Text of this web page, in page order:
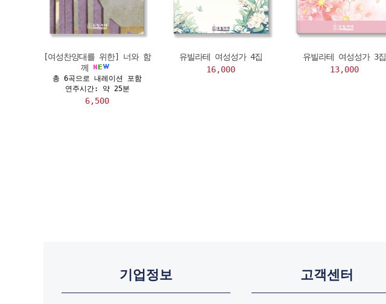
[여성찬양대를 위한] 너와 함
께
총 6곡으로 내레이션 포함
연주시간: 약 25분
6,500
유빌라테 여성성가 4집
16,000
유빌라테 여성성가 3집
13,000
기업정보 고객센터